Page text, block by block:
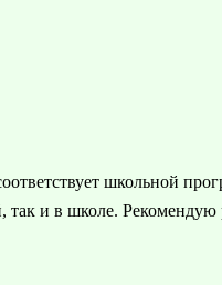
школьной
и в школе. Рекомендую